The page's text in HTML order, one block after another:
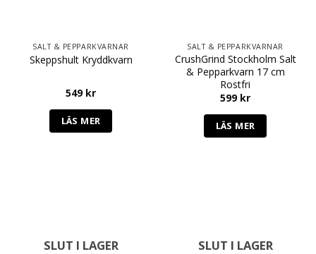
SALT & PEPPARKVARNAR
Skeppshult Kryddkvarn
549 kr
LÄS MER
SALT & PEPPARKVARNAR
CrushGrind Stockholm Salt
& Pepparkvarn 17 cm
Rostfri
599 kr
LÄS MER
SLUT I LAGER SLUT I LAGER